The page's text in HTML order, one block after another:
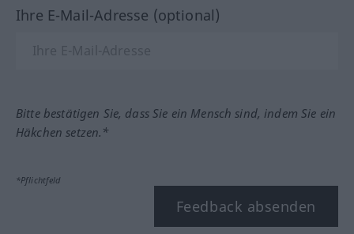
Ihre E-Mail-Adresse (optional)
Bitte bestätigen Sie, dass Sie ein Mensch sind, indem Sie ein
Häkchen setzen.*
*Pflichtfeld
Feedback absenden